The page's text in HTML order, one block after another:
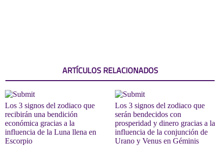
ARTÍCULOS RELACIONADOS
Los 3 signos del zodiaco que
recibirán una bendición
económica gracias a la
influencia de la Luna llena en
Escorpio
Los 3 signos del zodiaco que
serán bendecidos con
prosperidad y dinero gracias a la
influencia de la conjunción de
Urano y Venus en Géminis